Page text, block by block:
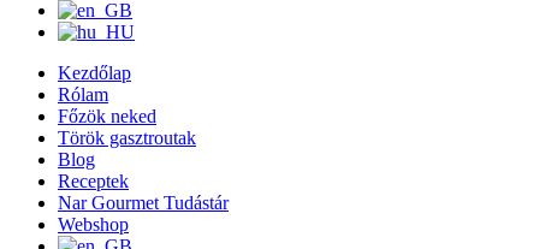
Kezdőlap
Rólam
Főzök neked
Török gasztroutak
Blog
Receptek
Nar Gourmet Tudástár
Webshop